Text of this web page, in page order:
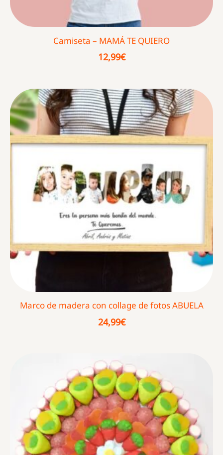
Camiseta – MAMÁ TE QUIERO
12,99€
Marco de madera con collage de fotos ABUELA
24,99€